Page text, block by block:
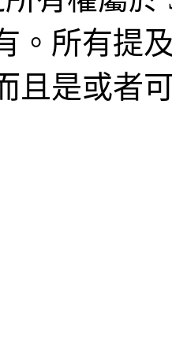
。所有提
且是或者